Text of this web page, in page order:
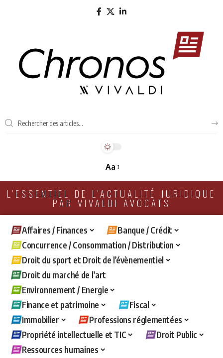
Aa
L'ESSENTIEL DE L'ACTUALITÉ JURIDIQUE
PAR VIVALDI AVOCATS
Affaires / Finances
Banque / Crédit
Concurrence / Consommation / Distribution
Droit du sport et Droit de l’évènementiel
Droit du marché de l’art
Environnement / Energie
Finance et patrimoine
Fiscal
Immobilier
Professions réglementées
Propriété intellectuelle et TIC
Droit Public
Ressources humaines